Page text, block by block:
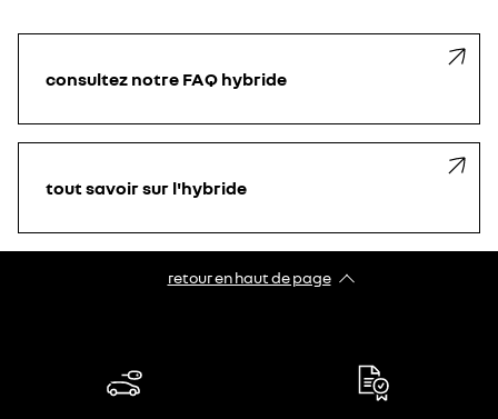
consultez notre FAQ hybride
tout savoir sur l'hybride
retour en haut de page​